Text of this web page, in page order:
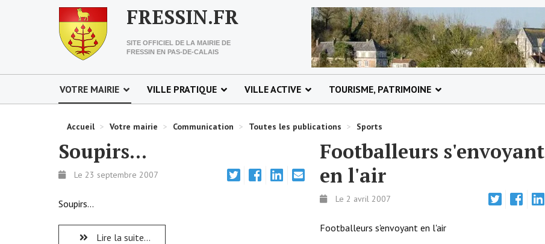
FRESSIN.FR
SITE OFFICIEL DE LA MAIRIE DE
FRESSIN EN PAS-DE-CALAIS
VOTRE MAIRIE VILLE PRATIQUE VILLE ACTIVE TOURISME, PATRIMOINE
Accueil > Votre mairie > Communication > Toutes les publications > Sports
Soupirs...
Le 23 septembre 2007
Soupirs...
Lire la suite...
Footballeurs s'envoyant
en l'air
Le 2 avril 2007
Footballeurs s'envoyant en l'air